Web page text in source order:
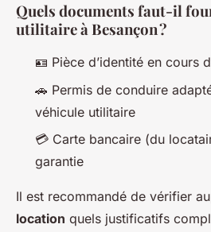
Quels documents faut-il
utilitaire à Besançon ?
🪪 Pièce d’identité en cours
🚗 Permis de conduire
véhicule utilitaire
💳 Carte bancaire (du
garantie
Il est recommandé de vérifier
location quels justificatifs